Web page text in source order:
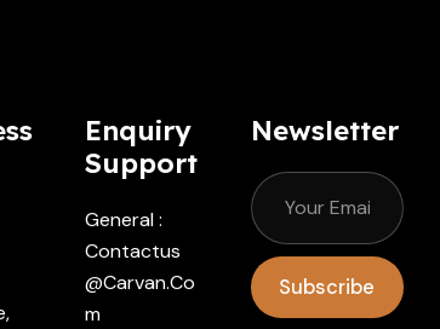
Enquiry
Support
General :
Contactus
@carvan.co
M
Newsletter
Subscribe